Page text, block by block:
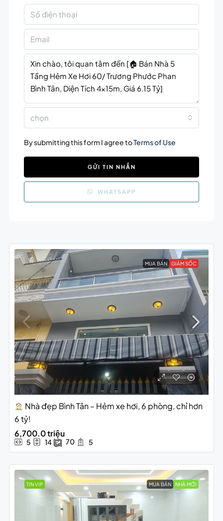
chọn
By submitting this form I agree toTerms of Use
GỬI TIN NHẮN
WHATSAPP
MUA BÁN GIẢM SỐC
Nhà đẹp Bình Tân – Hẻm xe hơi, 6 phòng, chỉ hơn
6 tỷ!
6,700.0 triệu
5 14 70 5
TIN VIP MUA BÁN NHÀ MỚI